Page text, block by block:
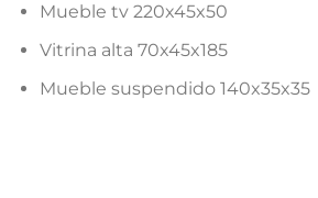
Mueble tv 220x45x50
Vitrina alta 70x45x185
Mueble suspendido 140x35x35